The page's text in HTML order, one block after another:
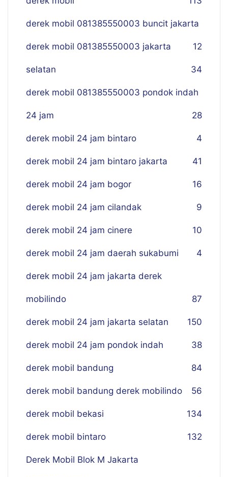
derek mobil 081385550003 buncit jakarta
12
derek mobil 081385550003 jakarta
selatan 34
derek mobil 081385550003 pondok indah
24 jam 28
derek mobil 24 jam bintaro 4
derek mobil 24 jam bintaro jakarta 41
derek mobil 24 jam bogor 16
derek mobil 24 jam cilandak 9
derek mobil 24 jam cinere 10
derek mobil 24 jam daerah sukabumi 4
derek mobil 24 jam jakarta derek
mobilindo 87
derek mobil 24 jam jakarta selatan 150
derek mobil 24 jam pondok indah 38
derek mobil bandung 84
derek mobil bandung derek mobilindo 56
derek mobil bekasi 134
derek mobil bintaro 132
Derek Mobil Blok M Jakarta